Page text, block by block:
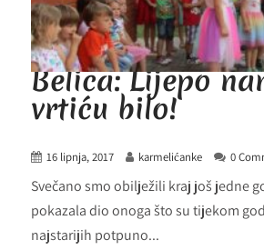
Belica: Lijepo
vrtiću bilo!
16 lipnja, 2017 karmelićanke 0
Svečano smo obilježili kraj još jedne
pokazala dio onoga što su tijekom
najstarijih potpuno...